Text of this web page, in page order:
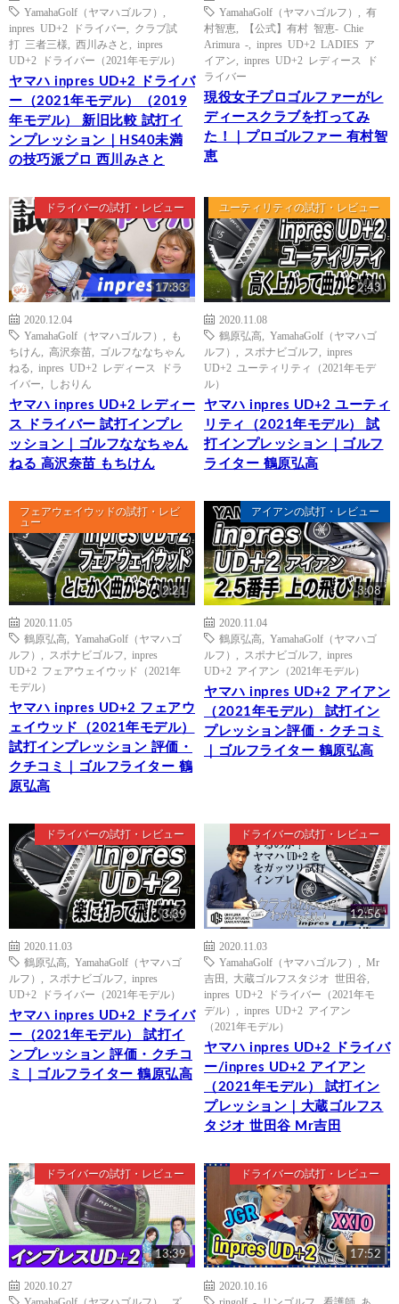
YamahaGolf（ヤマハゴルフ）
inpres UD+2 ドライバー
クラブ試
打 三者三様
西川みさと
inpres
UD+2 ドライバー（2021年モデル）
ヤマハ inpres UD+2 ドライバ
ー（2021年モデル）（2019
年モデル） 新旧比較 試打イ
ンプレッション｜HS40未満
の技巧派プロ 西川みさと
YamahaGolf（ヤマハゴルフ）
有
村智恵
【公式】有村 智恵- Chie
Arimura -
inpres UD+2 LADIES ア
イアン
inpres UD+2 レディース ド
ライバー
現役女子プロゴルファーがレ
ディースクラブを打ってみ
た！｜プロゴルファー 有村智
恵
ドライバーの試打・レビュー
17:33
2020.12.04
YamahaGolf（ヤマハゴルフ）
も
ちけん
高沢奈苗
ゴルフななちゃん
ねる
inpres UD+2 レディース ドラ
イバー
しおりん
ヤマハ inpres UD+2 レディー
ス ドライバー 試打インプレ
ッション｜ゴルフななちゃん
ねる 高沢奈苗 もちけん
ユーティリティの試打・レビュー
2:43
2020.11.08
鶴原弘高
YamahaGolf（ヤマハゴ
ルフ）
スポナビゴルフ
inpres
UD+2 ユーティリティ（2021年モデ
ル）
ヤマハ inpres UD+2 ユーティ
リティ（2021年モデル） 試
打インプレッション｜ゴルフ
ライター 鶴原弘高
フェアウェイウッドの試打・レビ
ュー
2:21
2020.11.05
鶴原弘高
YamahaGolf（ヤマハゴ
ルフ）
スポナビゴルフ
inpres
UD+2 フェアウェイウッド（2021年
モデル）
ヤマハ inpres UD+2 フェアウ
ェイウッド（2021年モデル）
試打インプレッション 評価・
クチコミ｜ゴルフライター 鶴
原弘高
アイアンの試打・レビュー
3:08
2020.11.04
鶴原弘高
YamahaGolf（ヤマハゴ
ルフ）
スポナビゴルフ
inpres
UD+2 アイアン（2021年モデル）
ヤマハ inpres UD+2 アイアン
（2021年モデル） 試打イン
プレッション評価・クチコミ
｜ゴルフライター 鶴原弘高
ドライバーの試打・レビュー
3:39
2020.11.03
鶴原弘高
YamahaGolf（ヤマハゴ
ルフ）
スポナビゴルフ
inpres
UD+2 ドライバー（2021年モデル）
ヤマハ inpres UD+2 ドライバ
ー（2021年モデル） 試打イ
ンプレッション 評価・クチコ
ミ｜ゴルフライター 鶴原弘高
ドライバーの試打・レビュー
12:56
2020.11.03
YamahaGolf（ヤマハゴルフ）
Mr
吉田
大蔵ゴルフスタジオ 世田谷
inpres UD+2 ドライバー（2021年モ
デル）
inpres UD+2 アイアン
（2021年モデル）
ヤマハ inpres UD+2 ドライバ
ー/inpres UD+2 アイアン
（2021年モデル） 試打イン
プレッション｜大蔵ゴルフス
タジオ 世田谷 Mr吉田
ドライバーの試打・レビュー
13:39
2020.10.27
YamahaGolf（ヤマハゴルフ）
ズ
ドライバーの試打・レビュー
17:52
2020.10.16
ringolf - リンゴルフ
看護師 あ